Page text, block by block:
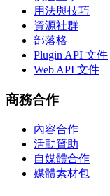
用法與技巧
資源社群
部落格
Plugin API 文件
Web API 文件
商務合作
內容合作
活動贊助
自媒體合作
媒體素材包